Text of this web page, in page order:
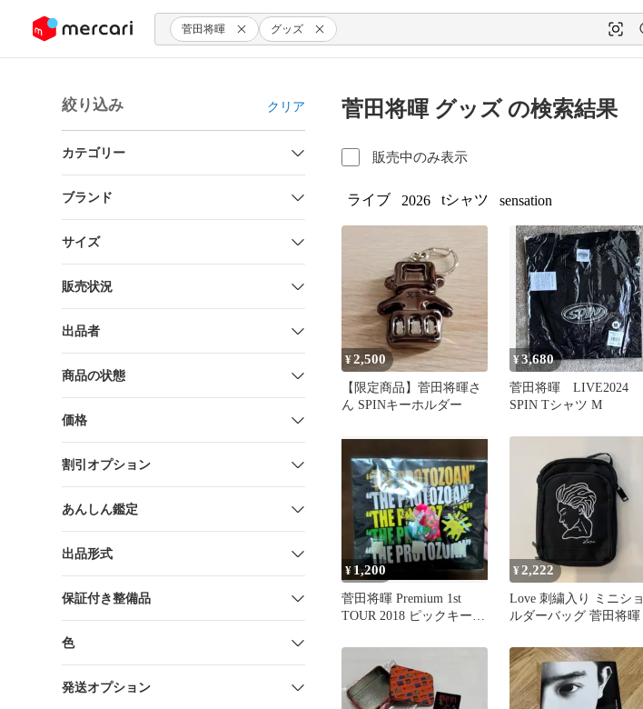
ツにスキップ 菅田将暉 グッズ
絞り込み クリア
カテゴリー
ブランド
サイズ
販売状況
出品者
商品の状態
価格
割引オプション
あんしん鑑定
出品形式
保証付き整備品
色
発送オプション
菅田将暉 グッズ の検索結果
販売中のみ表示
ライブ 2026 tシャツ sensation
¥2,500
【限定商品】菅田将暉さ
ん SPINキーホルダー
¥3,680
菅田将暉 LIVE2024
SPIN Tシャツ M
¥1,200
菅田将暉 Premium 1st
TOUR 2018 ピックキーホ
¥2,222
Love 刺繍入り ミニショ
ルダーバッグ 菅田将暉